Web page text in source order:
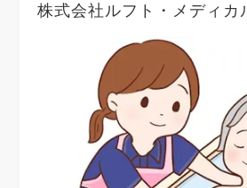
株式会社ルフト・メディカ